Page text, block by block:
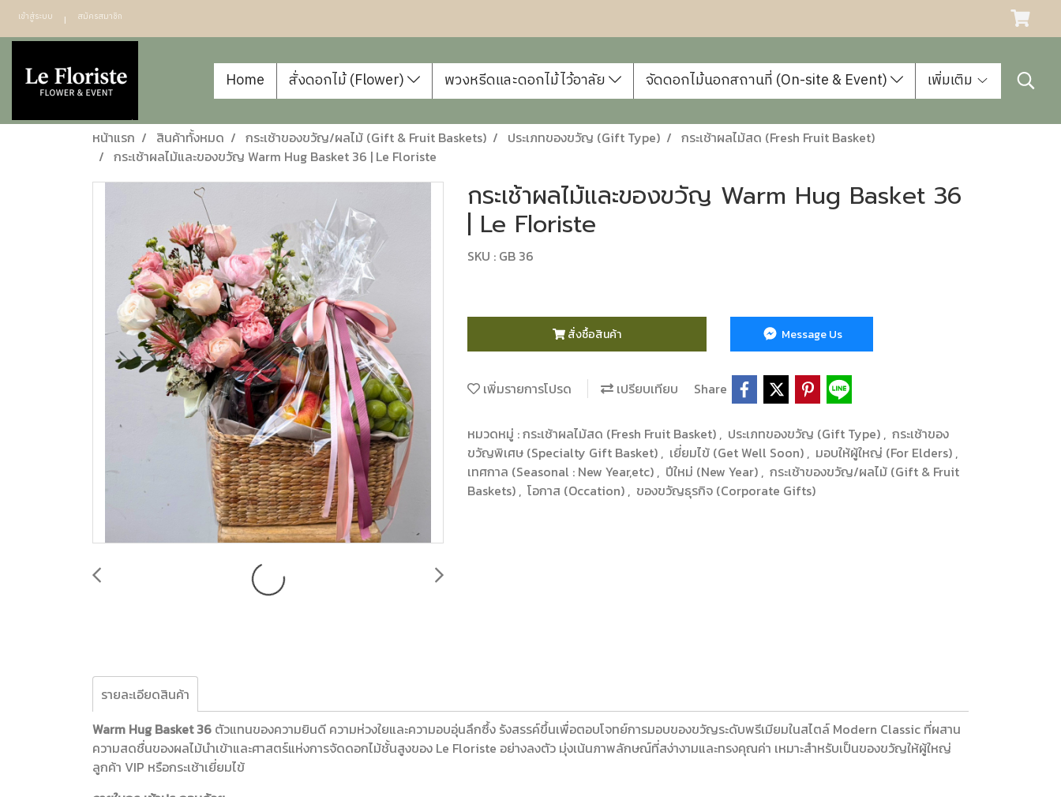
เข้าสู่ระบบ สมัครสมาชิก
Home สั่งดอกไม้ (Flower) พวงหรีดและดอกไม้ไว้อาลัย จัดดอกไม้นอกสถานที่ (On-site & Event) เพิ่มเติม
หน้าแรก สินค้าทั้งหมด กระเช้าของขวัญ/ผลไม้ (Gift & Fruit Baskets) ประเภทของขวัญ (Gift Type)
กระเช้าผลไม้สด (Fresh Fruit Basket)
กระเช้าผลไม้และของขวัญ Warm Hug Basket 36 | Le Floriste
กระเช้าผลไม้และของขวัญ Warm Hug Basket 36
| Le Floriste
SKU : GB 36
สั่งซื้อสินค้า Message Us
เพิ่มรายการโปรด เปรียบเทียบ Share
หมวดหมู่ :กระเช้าผลไม้สด (Fresh Fruit Basket) , ประเภทของขวัญ (Gift Type) , กระเช้าของ
ขวัญพิเศษ (Specialty Gift Basket) , เยี่ยมไข้ (Get Well Soon) , มอบให้ผู้ใหญ่ (For Elders) ,
เทศกาล (Seasonal : New Year,etc) , ปีใหม่ (New Year) , กระเช้าของขวัญ/ผลไม้ (Gift & Fruit
Baskets) , โอกาส (Occation) , ของขวัญธุรกิจ (Corporate Gifts)
รายละเอียดสินค้า
Warm Hug Basket 36 ตัวแทนของความยินดี ความห่วงใยและความอบอุ่นลึกซึ้ง รังสรรค์ขึ้นเพื่อตอบโจทย์การมอบของขวัญระดับพรีเมียมในสไตล์ Modern Classic ที่ผสาน
ความสดชื่นของผลไม้นำเข้าและศาสตร์แห่งการจัดดอกไม้ชั้นสูงของ Le Floriste อย่างลงตัว มุ่งเน้นภาพลักษณ์ที่สง่างามและทรงคุณค่า เหมาะสำหรับเป็นของขวัญให้ผู้ใหญ่
ลูกค้า VIP หรือกระเช้าเยี่ยมไข้